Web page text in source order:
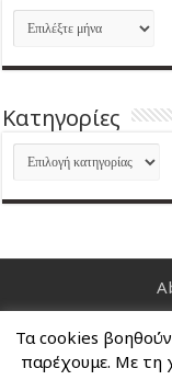
Ιστορικό
Kατηγορίες
Kατηγορίες
Nancy's Blog ©
Τα cookies
παρέχουμε. Με τη